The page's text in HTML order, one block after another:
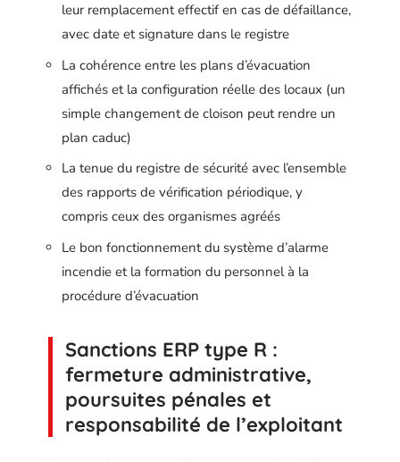
leur remplacement effectif en cas de défaillance,
avec date et signature dans le registre
La cohérence entre les plans d’évacuation
affichés et la configuration réelle des locaux (un
simple changement de cloison peut rendre un
plan caduc)
La tenue du registre de sécurité avec l’ensemble
des rapports de vérification périodique, y
compris ceux des organismes agréés
Le bon fonctionnement du système d’alarme
incendie et la formation du personnel à la
procédure d’évacuation
Sanctions ERP type R :
fermeture administrative,
poursuites pénales et
responsabilité de l’exploitant